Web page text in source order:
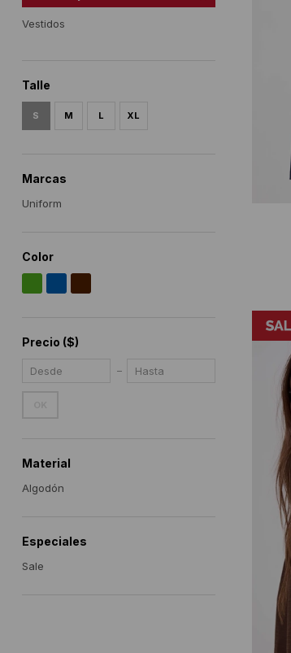
Vestidos
Talle
S M L XL
Marcas
Uniform
Color
Precio ($)
Material
Algodón
Especiales
Sale